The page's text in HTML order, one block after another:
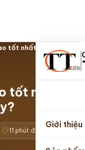
Giới thiệu
tốt nhất trên thị…
tốt nhất
11 phút đọc